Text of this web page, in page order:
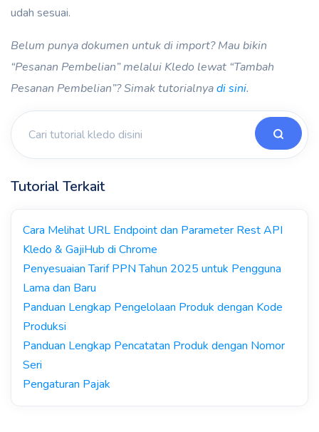
udah sesuai.
Belum punya dokumen untuk di import? Mau bikin
“Pesanan Pembelian” melalui Kledo lewat “Tambah
Pesanan Pembelian”? Simak tutorialnyadi sini.
Tutorial Terkait
Cara Melihat URL Endpoint dan Parameter Rest API
Kledo & GajiHub di Chrome
Penyesuaian Tarif PPN Tahun 2025 untuk Pengguna
Lama dan Baru
Panduan Lengkap Pengelolaan Produk dengan Kode
Produksi
Panduan Lengkap Pencatatan Produk dengan Nomor
Seri
Pengaturan Pajak